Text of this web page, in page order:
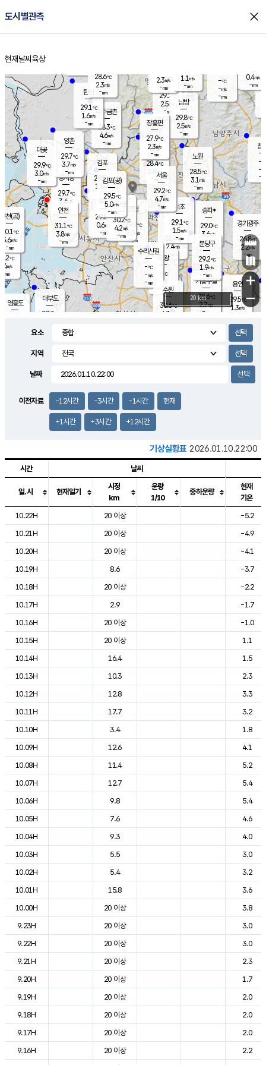
도시별관측 close
홈
현재날씨 육상
의도
℃
m/s
mm
영흥도
양주
29.2℃
2.5
-mm
과천
28.4℃
2.4m/s
- mm
용인
29.5℃
1.3m/s
경기광주
26.8℃
2.2m/s
-mm
3.6m/s
대부도
29.7
경서동
29.7℃
3.4 m/s
-mm
파주금촌
28.3℃
4.6m/s
-mm
-℃
-m/s
-mm
대곶
29.9℃
3.0m/s
-mm
창
-
-m/
-
탄현
29.1℃
1.6m/s
-mm
0.4m/s
-mm
의왕
- ℃
m/s
mm
김포
29.5℃
1.8 m/s
mm
광명
29.9 ℃
2.0 m/s
-mm
부천
29.8℃
0.6m/s
-mm
양촌
29.7℃
3.7m/s
-mm
구로
30.2℃
4.2m/s
-mm
은평
28.4℃
2.8 m/s
- mm
노원
28.5℃
3.1 m/s
-mm
송파*
29.0℃
3.6m/s
-mm
서초
29.1℃
1.5m/s
-mm
남방
29.8℃
2.5m/s
-mm
기흥구갈
28.6℃
2.7m/s
-
수리산길
-℃
-m/s
-mm
분당구
29.2℃
1.9m/s
-mm
장흥면
27.9℃
2.3m/s
-mm
2.3m/s
-mm
인천(공)
30.1℃
5.6m/s
-mm
김포(공)
29.5℃
5.0m/s
-mm
수원
30.6℃
4.3 m/s
인천
31.1℃
3.8m/s
-mm
서울
29.2℃
4.7m/s
-mm
28.6℃
2.3m/s
-mm
1.1 m/s
-mm
+
−
20 km
요소
지역
날짜
이전자료 -12시간 -3시간 -1시간 현재
+1시간 +3시간 +12시간
기상실황표 2026.01.10.22:00
도시별 기상실황표로 지점, 날씨, 기온, 강수, 바람, 기압등을 안내한 표입
시간 날씨
일.시 현재일기
시정
km
운량
1/10
중하운량
현재
기온
10.22H
20 이상
-5.2
10.21H
20 이상
-4.9
10.20H
20 이상
-4.1
10.19H
8.6
-3.7
10.18H
20 이상
-2.2
10.17H
2.9
-1.7
10.16H
20 이상
-1.0
10.15H
20 이상
1.1
10.14H
16.4
1.5
10.13H
10.3
2.3
10.12H
12.8
3.3
10.11H
17.7
3.2
10.10H
3.4
1.8
10.09H
12.6
4.1
10.08H
11.4
5.2
10.07H
12.7
5.4
10.06H
9.8
5.4
10.05H
7.6
4.6
10.04H
9.3
4.0
10.03H
5.5
3.0
10.02H
5.4
3.2
10.01H
15.8
3.6
10.00H
20 이상
3.8
9.23H
20 이상
3.0
9.22H
20 이상
3.0
9.21H
20 이상
2.3
9.20H
20 이상
1.7
9.19H
20 이상
2.0
9.18H
20 이상
2.0
9.17H
20 이상
2.0
9.16H
20 이상
2.2